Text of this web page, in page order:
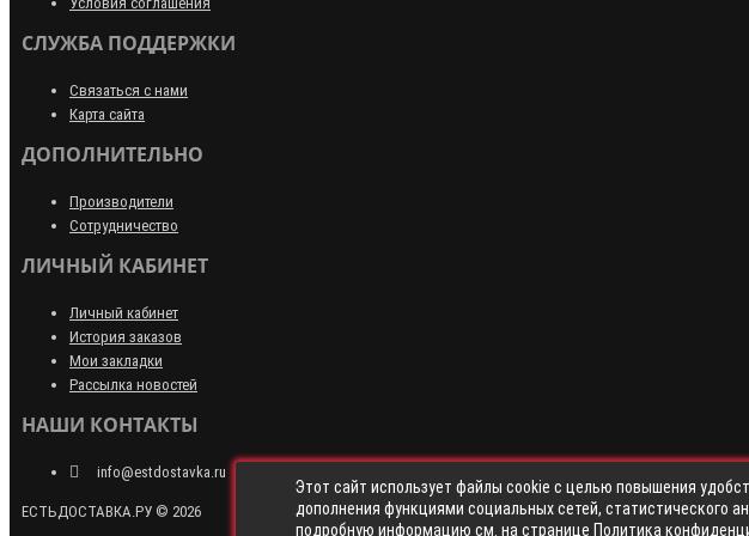
СЛУЖБА ПОДДЕРЖКИ
Связаться с нами
Карта сайта
ДОПОЛНИТЕЛЬНО
Производители
Сотрудничество
ЛИЧНЫЙ КАБИНЕТ
Личный кабинет
История заказов
Мои закладки
Рассылка новостей
НАШИ КОНТАКТЫ
info@estdostavka.ru
ЕСТЬДОСТАВКА.РУ © 2026
Этот сайт использует файлы cookie с целью повышения
дополнения функциями социальных сетей, статистического
подробную информацию см. на странице Политика